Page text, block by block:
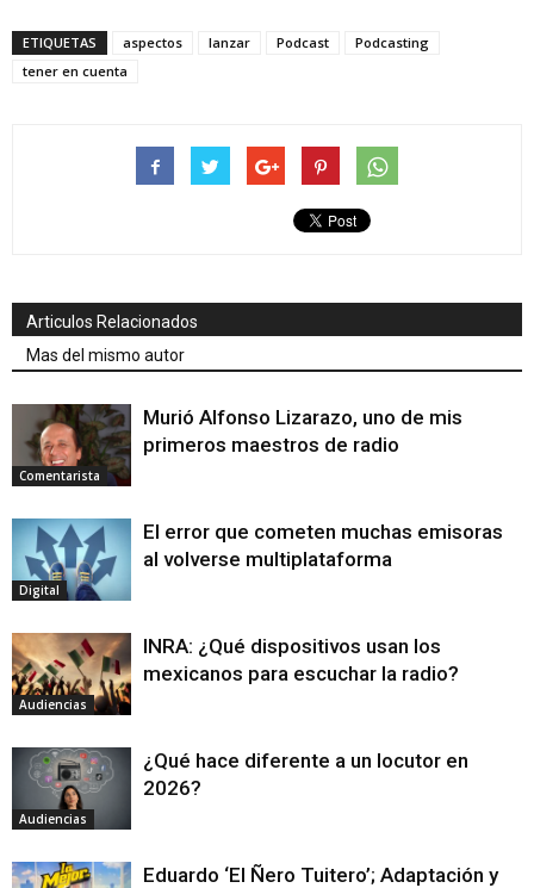
ETIQUETAS aspectos lanzar Podcast
Podcasting
tener en cuenta
Articulos Relacionados
Mas del mismo autor
Comentarista
Murió Alfonso Lizarazo, uno de mis
primeros maestros de radio
Digital
El error que cometen muchas emisoras
al volverse multiplataforma
Audiencias
INRA: ¿Qué dispositivos usan los
mexicanos para escuchar la radio?
Audiencias
¿Qué hace diferente a un locutor en
2026?
Eduardo ‘El Ñero Tuitero’; Adaptación y